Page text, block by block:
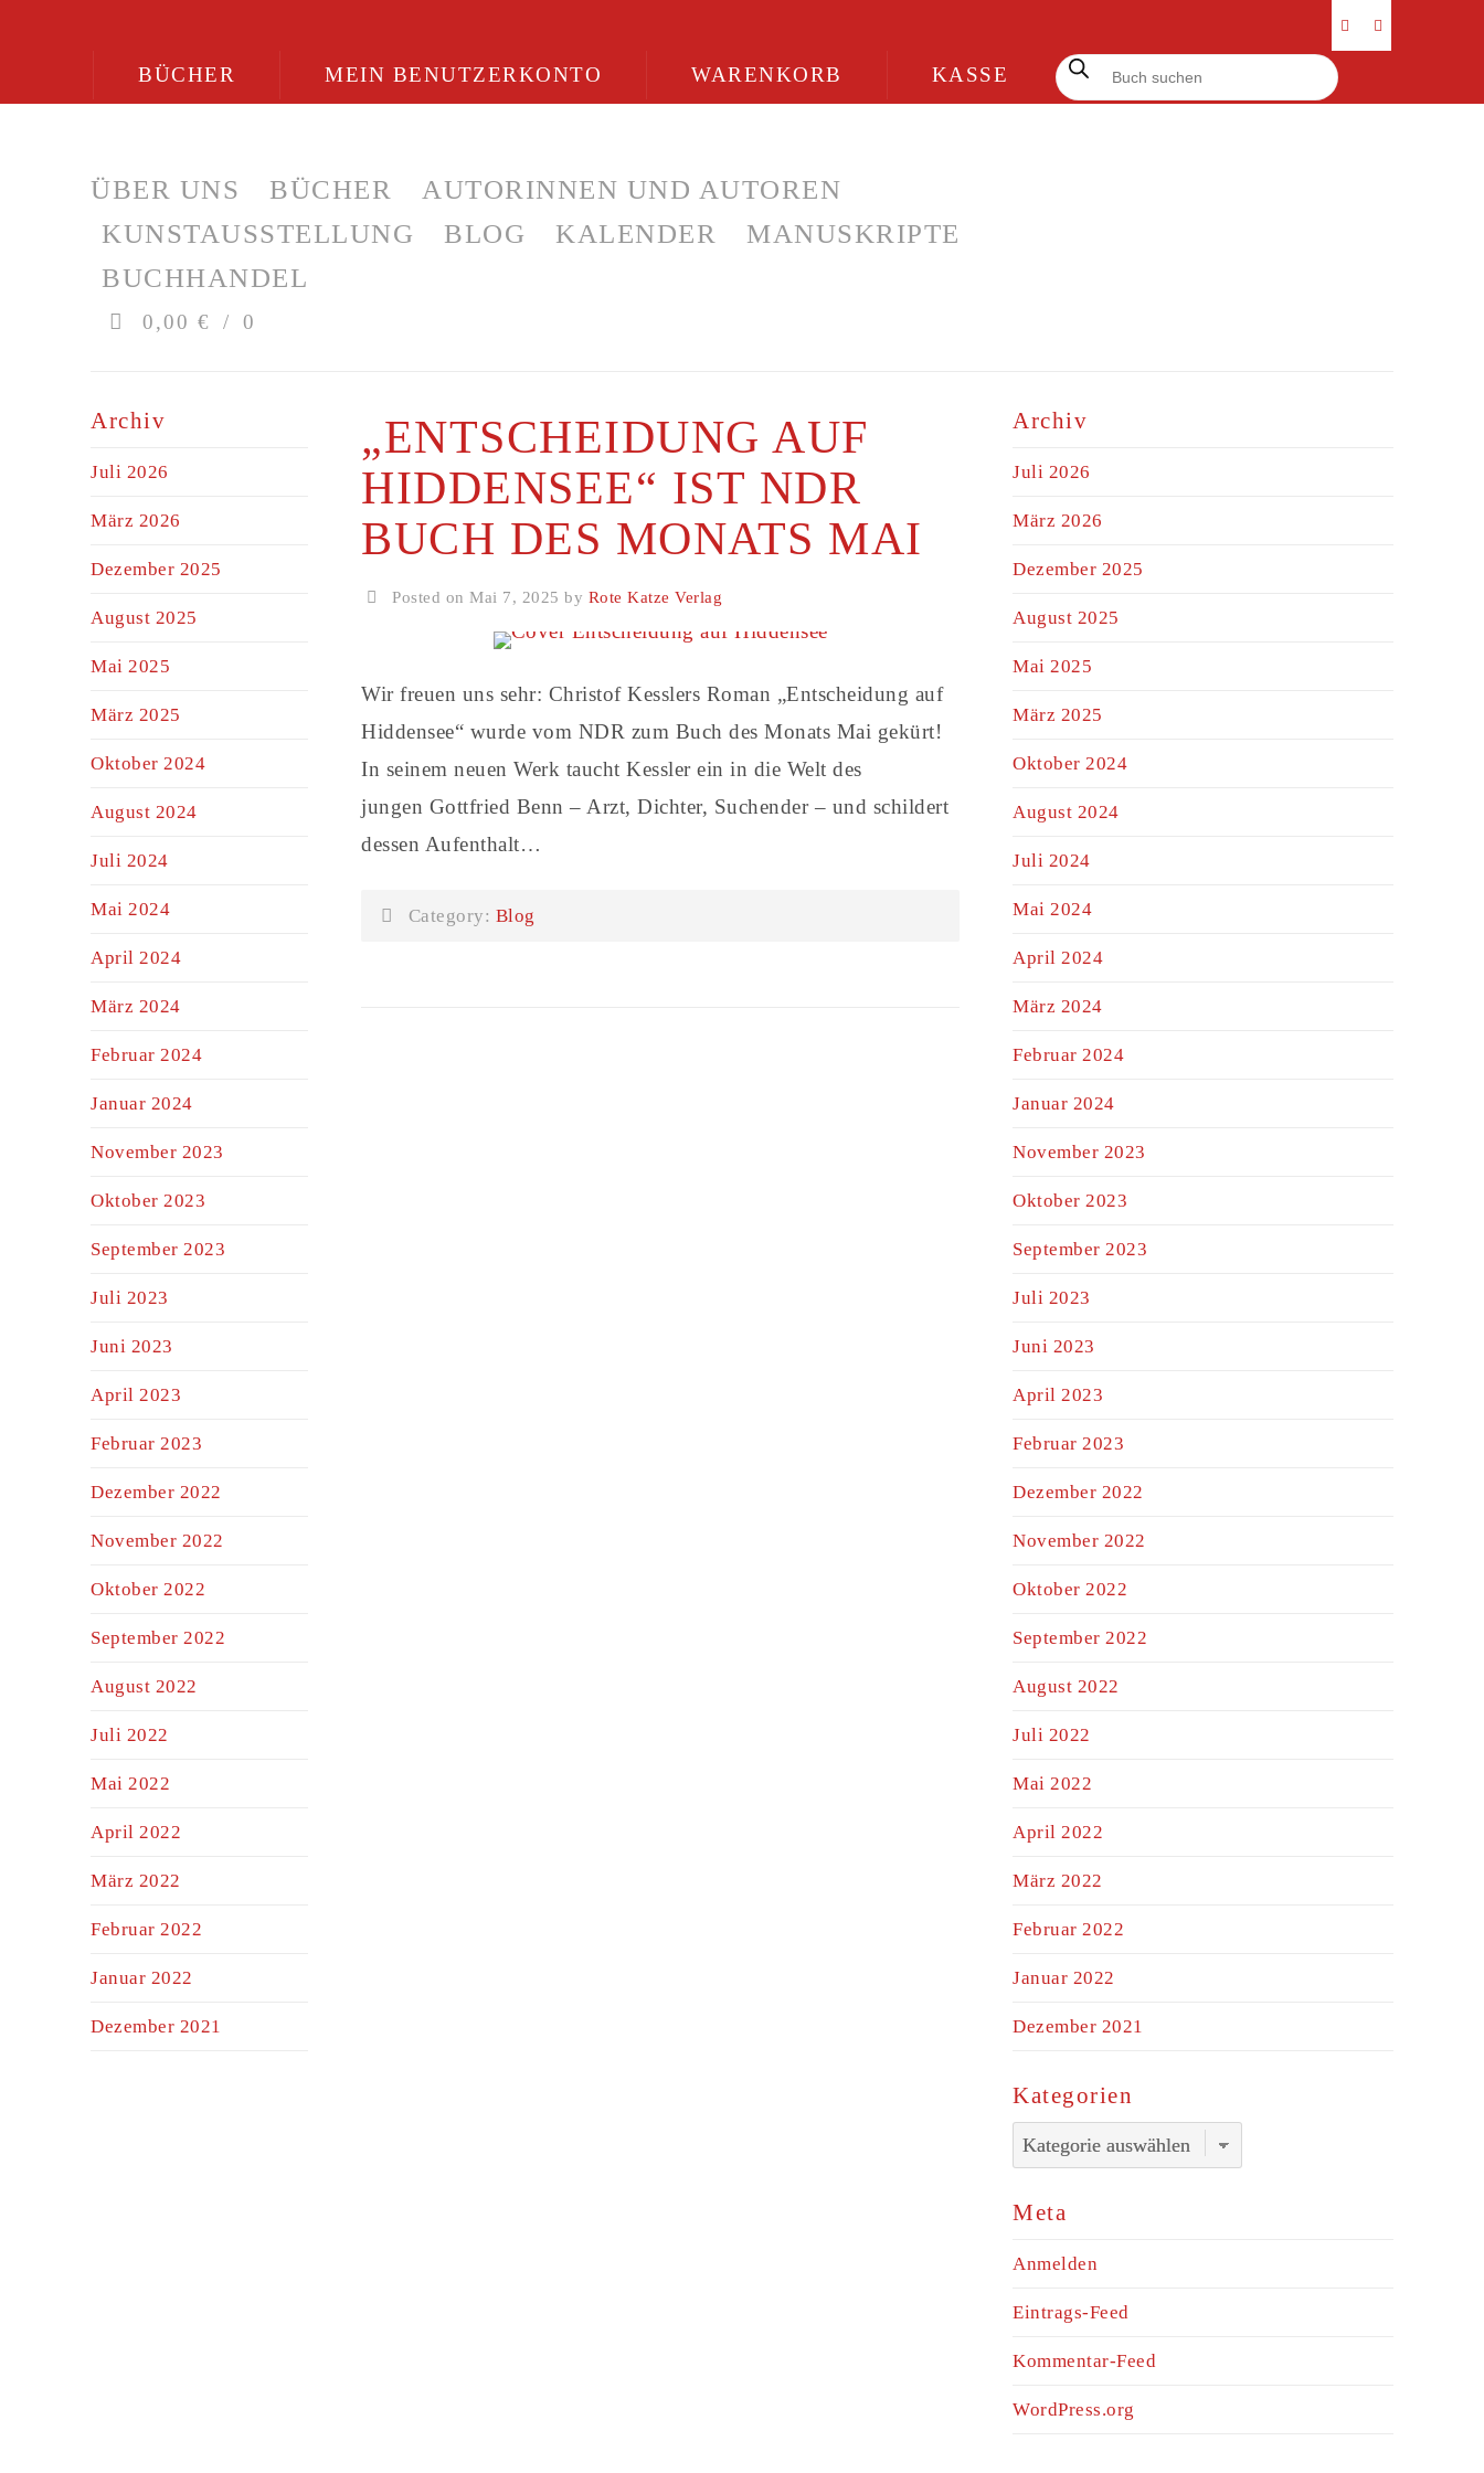
BÜCHER MEIN BENUTZERKONTO WARENKORB KASSE
Products
search
ÜBER UNS BÜCHER
AUTORINNEN UND AUTOREN
KUNSTAUSSTELLUNG
BLOG KALENDER
MANUSKRIPTE
BUCHHANDEL
0,00 € 0
Archiv
Juli 2026
März 2026
Dezember 2025
August 2025
Mai 2025
März 2025
Oktober 2024
August 2024
Juli 2024
Mai 2024
April 2024
März 2024
Februar 2024
Januar 2024
November 2023
Oktober 2023
September 2023
Juli 2023
Juni 2023
April 2023
Februar 2023
Dezember 2022
November 2022
Oktober 2022
September 2022
August 2022
Juli 2022
Mai 2022
April 2022
März 2022
Februar 2022
Januar 2022
Dezember 2021
„ENTSCHEIDUNG AUF
HIDDENSEE“ IST NDR
BUCH DES MONATS MAI
Posted on Mai 7, 2025 by Rote Katze Verlag
Wir freuen uns sehr: Christof Kesslers Roman „Entscheidung auf
Hiddensee“ wurde vom NDR zum Buch des Monats Mai gekürt!
In seinem neuen Werk taucht Kessler ein in die Welt des
jungen Gottfried Benn – Arzt, Dichter, Suchender – und schildert
dessen Aufenthalt…
Category: Blog
Archiv
Juli 2026
März 2026
Dezember 2025
August 2025
Mai 2025
März 2025
Oktober 2024
August 2024
Juli 2024
Mai 2024
April 2024
März 2024
Februar 2024
Januar 2024
November 2023
Oktober 2023
September 2023
Juli 2023
Juni 2023
April 2023
Februar 2023
Dezember 2022
November 2022
Oktober 2022
September 2022
August 2022
Juli 2022
Mai 2022
April 2022
März 2022
Februar 2022
Januar 2022
Dezember 2021
Kategorien
Kategorien
Meta
Anmelden
Eintrags-Feed
Kommentar-Feed
WordPress.org